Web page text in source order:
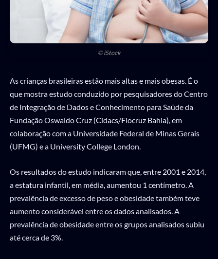
© iStock
As crianças brasileiras estão mais altas e mais obesas. É o
que mostra estudo conduzido por pesquisadores do Centro
de Integração de Dados e Conhecimento para Saúde da
Fundação Oswaldo Cruz (Cidacs/Fiocruz Bahia), em
colaboração com a Universidade Federal de Minas Gerais
(UFMG) e a University College London.
Os resultados do estudo indicaram que, entre 2001 e 2014,
a estatura infantil, em média, aumentou 1 centímetro. A
prevalência de excesso de peso e obesidade também teve
aumento considerável entre os dados analisados. A
prevalência de obesidade entre os grupos analisados subiu
até cerca de 3%.